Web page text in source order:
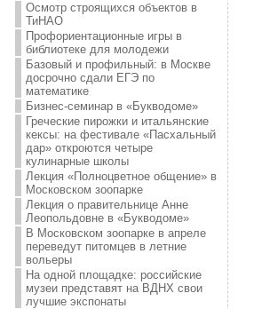
Осмотр строящихся объектов в
ТиНАО
Профориентационные игры в
библиотеке для молодежи
Базовый и профильный: в Москве
досрочно сдали ЕГЭ по
математике
Бизнес-семинар в «Букводоме»
Греческие пирожки и итальянские
кексы: на фестивале «Пасхальный
дар» откроются четыре
кулинарные школы
Лекция «Полноцветное общение» в
Московском зоопарке
Лекция о правительнице Анне
Леопольдовне в «Букводоме»
В Московском зоопарке в апреле
переведут питомцев в летние
вольеры
На одной площадке: российские
музеи представят на ВДНХ свои
лучшие экспонаты